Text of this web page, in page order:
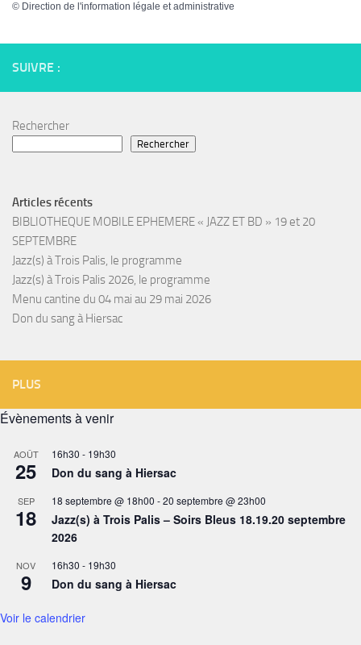
© Direction de l'information légale et administrative
SUIVRE :
Rechercher
Rechercher
Articles récents
BIBLIOTHEQUE MOBILE EPHEMERE « JAZZ ET BD » 19 et 20
SEPTEMBRE
Jazz(s) à Trois Palis, le programme
Jazz(s) à Trois Palis 2026, le programme
Menu cantine du 04 mai au 29 mai 2026
Don du sang à Hiersac
PLUS
Évènements à venir
AOÛT
25
16h30 - 19h30
Don du sang à Hiersac
SEP
18
18 septembre @ 18h00 -20 septembre @ 23h00
Jazz(s) à Trois Palis – Soirs Bleus 18.19.20 septembre
2026
NOV
9
16h30 - 19h30
Don du sang à Hiersac
Voir le calendrier